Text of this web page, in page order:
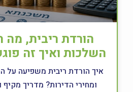
הורדת ריבית,
השלכות ואיך זה
איך הורדת ריבית משפיעה על
ומחירי הדירות? מדריך